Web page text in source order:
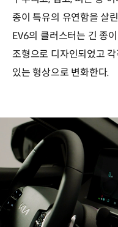
종이 특유의 유연함을 살
EV6의 클러스터는 긴 종
조형으로 디자인되었고
있는 형상으로 변화한다.